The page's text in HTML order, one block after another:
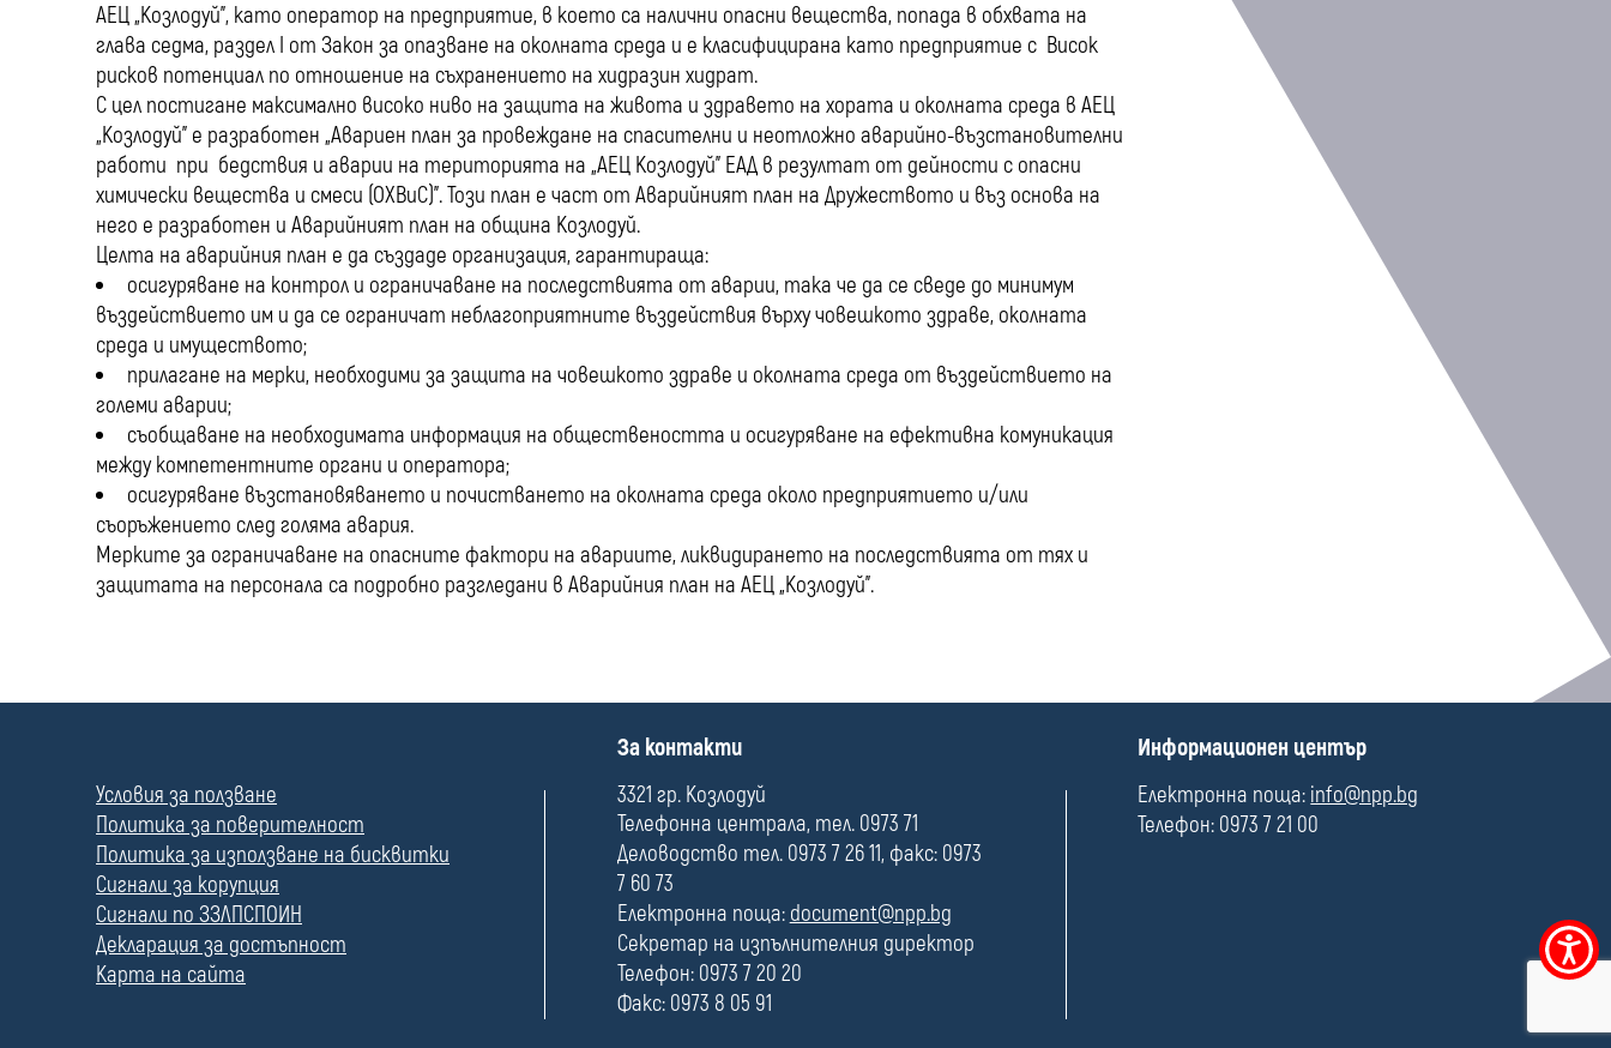
Меню
за
АЕЦ „Козлодуй”, като оператор на предприятие, в което са налични опасни вещества, попада в обхвата на
глава седма, раздел I от Закон за опазване на околната среда и е класифицирана като предприятие с Висок
рисков потенциал по отношение на съхранението на хидразин хидрат.
С цел постигане максимално високо ниво на защита на живота и здравето на хората и околната среда в АЕЦ
„Козлодуй” е разработен „Авариен план за провеждане на спасителни и неотложно аварийно-възстановителни
работи при бедствия и аварии на територията на „АЕЦ Козлодуй” ЕАД в резултат от дейности с опасни
химически вещества и смеси (ОХВиС)”. Този план е част от Аварийният план на Дружеството и въз основа на
него е разработен и Аварийният план на община Козлодуй.
Целта на аварийния план е да създаде организация, гарантираща:
осигуряване на контрол и ограничаване на последствията от аварии, така че да се сведе до минимум
въздействието им и да се ограничат неблагоприятните въздействия върху човешкото здраве, околната
среда и имуществото;
прилагане на мерки, необходими за защита на човешкото здраве и околната среда от въздействието на
големи аварии;
съобщаване на необходимата информация на обществеността и осигуряване на ефективна комуникация
между компетентните органи и оператора;
осигуряване възстановяването и почистването на околната среда около предприятието и/или
съоръжението след голяма авария.
Мерките за ограничаване на опасните фактори на авариите, ликвидирането на последствията от тях и
защитата на персонала са подробно разгледани в Аварийния план на АЕЦ „Козлодуй”.
л
е
Условия за ползване
Политика за поверителност
Политика за използване на бисквитки
Сигнали за корупция
Сигнали по ЗЗЛПСПОИН
Декларация за достъпност
Карта на сайта
П
л
е
За контакти
3321 гр. Козлодуй
Телефонна централа, тел. 0973 71
Деловодство тел. 0973 7 26 11, факс: 0973
7 60 73
Електронна поща: document@npp.bg
Секретар на изпълнителния директор
Телефон: 0973 7 20 20
Факс: 0973 8 05 91
П
л
е
Информационен център
Електронна поща: info@npp.bg
Телефон: 0973 7 21 00